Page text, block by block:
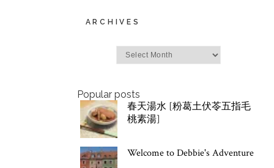
ARCHIVES
Popular posts
春天湯水 [粉葛土伏苓五指毛
桃素湯]
Welcome to Debbie's Adventure